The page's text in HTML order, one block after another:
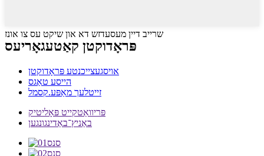
שרייב דיין מעסעדזש דא און שיקט עס צו אונז
פּראָדוקטן קאַטעגאָריעס
אויסגעצייכנטע פּראָדוקטן
הייסע טאַגס
זייטלעך מאַפּע.קסמל
פּריוואַטקייט פּאָליטיק
באַניץ־באַדינגונגען